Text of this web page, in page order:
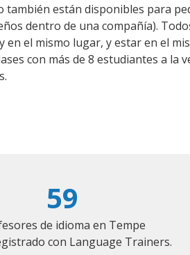
también están disponibles para
dentro de una compañía).
en el mismo lugar, y estar en el
con más de 8 estudiantes a
59
de idioma en Tempe
con Language Trainers.